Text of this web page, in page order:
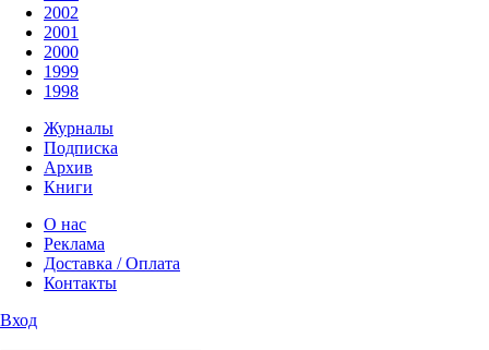
2002
2001
2000
1999
1998
Журналы
Подписка
Архив
Книги
О нас
Реклама
Доставка / Оплата
Контакты
Вход